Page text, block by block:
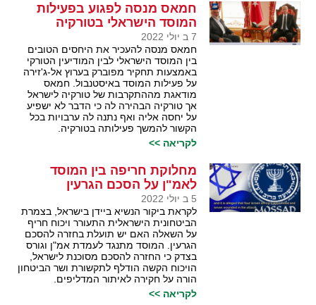
חמאס מנסה לפגוע בפעילות
המוסד הישראלי בטורקיה
7 ב יולי 2022
חמאס מנסה להעכיר את היחסים הטובים
בין המוסד הישראלי לבין המודיעין הטורקי
באמצעות תחקיר מפוברק בערוץ אל-ג'זירה
על פעילות המוסד באיסטנבול. חמאס
מודאגת מההתקרבות של טורקיה לישראל
אך טורקיה הבהירה לה כי הדבר לא ישפיע
על יחסה אליה ואף נתנה לה ערבויות בכל
הקשור להמשך פעילותה בטורקיה.
לקריאה >>
מחלוקת חריפה בין המוסד
לאמ"ן על הסכם הגרעין
5 ב יולי 2022
לקראת ביקור הנשיא ביידן בישראל, בצמרת
הביטחונית הישראלית התעורר ויכוח חריף
על השאלה האם יש תועלת בחזרה להסכם
הגרעין. המוסד מתנגד לעמדת אמ"ן וגורס
בצדק כי החזרה להסכם מסוכנת לישראל,
הויכוח הקשה הודלף לתקשורת ושר הביטחון
הורה על חקירה לאיתור המדליפים.
לקריאה >>